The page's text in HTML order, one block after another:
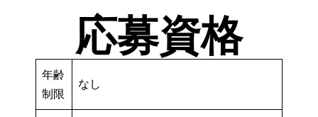
応募資格
年齢
制限
なし